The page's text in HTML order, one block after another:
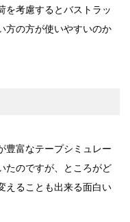
を考慮するとバストラッ
方の方が使いやすいのか
豊富なテープシミュレー
たのですが、ところがど
えることも出来る面白い